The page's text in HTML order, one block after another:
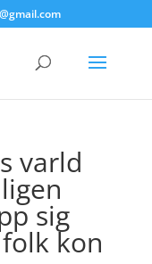
varld
sig
kon